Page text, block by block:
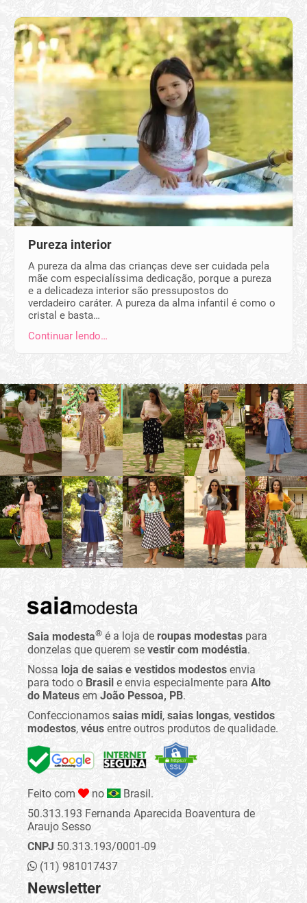
Pureza interior
A pureza da alma das crianças deve ser cuidada pela
mãe com especialíssima dedicação, porque a pureza
e a delicadeza interior são pressupostos do
verdadeiro caráter. A pureza da alma infantil é como o
cristal e basta…
Continuar lendo…
Saia modesta® é a loja de roupas modestas para
donzelas que querem se vestir com modéstia.
Nossa loja de saias e vestidos modestos envia
para todo o Brasil e envia especialmente para Alto
do Mateus em João Pessoa, PB.
Confeccionamos saias midi, saias longas, vestidos
modestos, véus entre outros produtos de qualidade.
Feito com no
Brasil.
50.313.193 Fernanda Aparecida Boaventura de
Araujo Sesso
CNPJ 50.313.193/0001-09
(11) 981017437
Newsletter